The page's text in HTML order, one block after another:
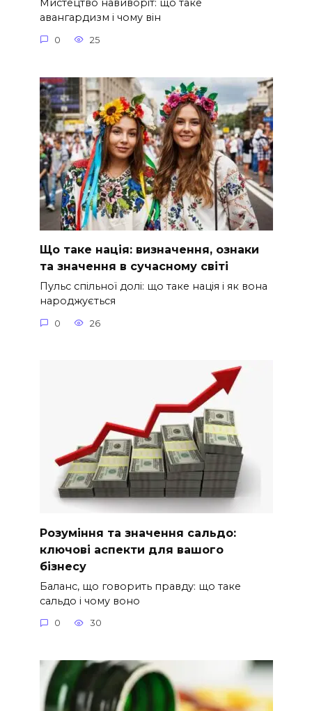
Мистецтво навиворіт: що таке
авангардизм і чому він
0 25
Що таке нація: визначення, ознаки
та значення в сучасному світі
Пульс спільної долі: що таке нація і як вона
народжується
0 26
Розуміння та значення сальдо:
ключові аспекти для вашого
бізнесу
Баланс, що говорить правду: що таке
сальдо і чому воно
0 30